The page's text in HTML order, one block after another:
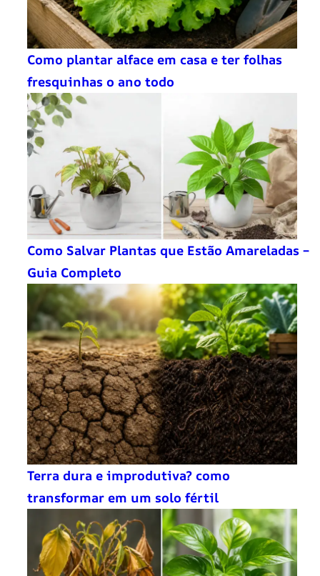
Como plantar alface em casa e ter folhas
fresquinhas o ano todo
Como Salvar Plantas que Estão Amareladas –
Guia Completo
Terra dura e improdutiva? como
transformar em um solo fértil